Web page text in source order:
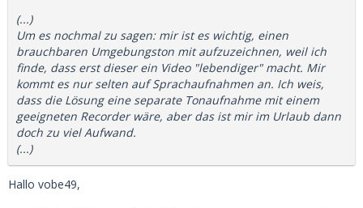
(...)
Um es nochmal zu sagen: mir ist es wichtig, einen
brauchbaren Umgebungston mit aufzuzeichnen, weil ich
finde, dass erst dieser ein Video "lebendiger" macht. Mir
kommt es nur selten auf Sprachaufnahmen an. Ich weis,
dass die Lösung eine separate Tonaufnahme mit einem
geeigneten Recorder wäre, aber das ist mir im Urlaub dann
doch zu viel Aufwand.
(...)
Hallo vobe49,